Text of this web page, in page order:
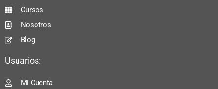
Cursos
Nosotros
Blog
Usuarios:
Mi Cuenta